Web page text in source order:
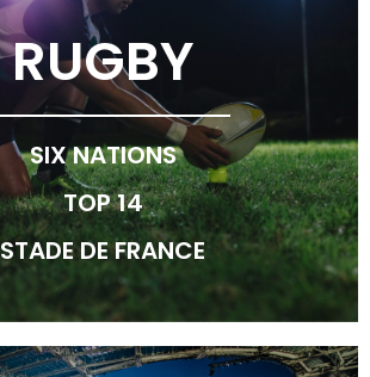
RUGBY
SIX NATIONS
TOP 14
STADE DE FRANCE